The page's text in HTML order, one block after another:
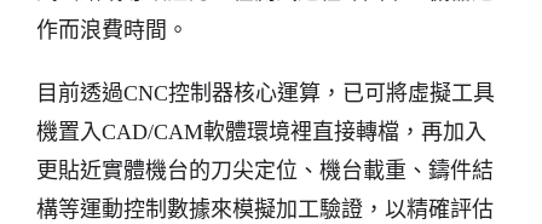
作而浪費時間。
目前透過CNC控制器核心運算，已可將虛擬工具
機置入CAD/CAM軟體環境裡直接轉檔，再加入
更貼近實體機台的刀尖定位、機台載重、鑄件結
構等運動控制數據來模擬加工驗證，以精確評估